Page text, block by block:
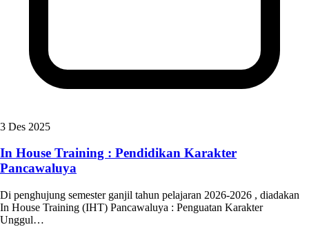
3 Des 2025
In House Training : Pendidikan Karakter
Pancawaluya
Di penghujung semester ganjil tahun pelajaran 2026-2026 , diadakan
In House Training (IHT) Pancawaluya : Penguatan Karakter
Unggul…